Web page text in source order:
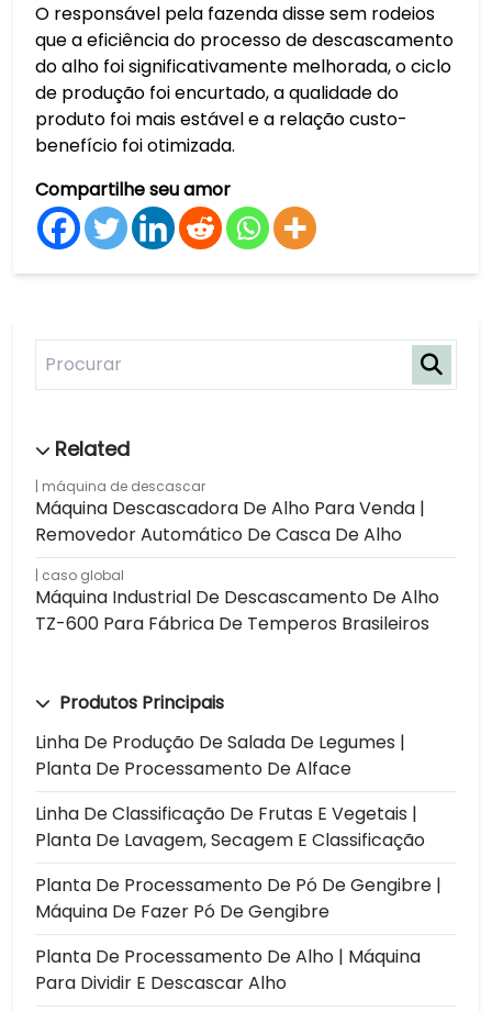
máquina de descascar
Máquina Descascadora De Alho Para Venda |
Removedor Automático De Casca De Alho
caso global
Máquina Industrial De Descascamento De Alho
TZ-600 Para Fábrica De Temperos Brasileiros
Produtos Principais
Linha De Produção De Salada De Legumes |
Planta De Processamento De Alface
Linha De Classificação De Frutas E Vegetais |
Planta De Lavagem, Secagem E Classificação
Planta De Processamento De Pó De Gengibre |
Máquina De Fazer Pó De Gengibre
Planta De Processamento De Alho | Máquina
Para Dividir E Descascar Alho
O responsável pela fazenda disse sem rodeios
que a eficiência do processo de descascamento
do alho foi significativamente melhorada, o ciclo
de produção foi encurtado, a qualidade do
produto foi mais estável e a relação custo-
benefício foi otimizada.
Compartilhe seu amor